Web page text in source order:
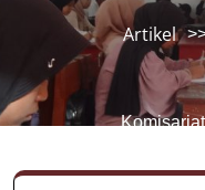
Artikel